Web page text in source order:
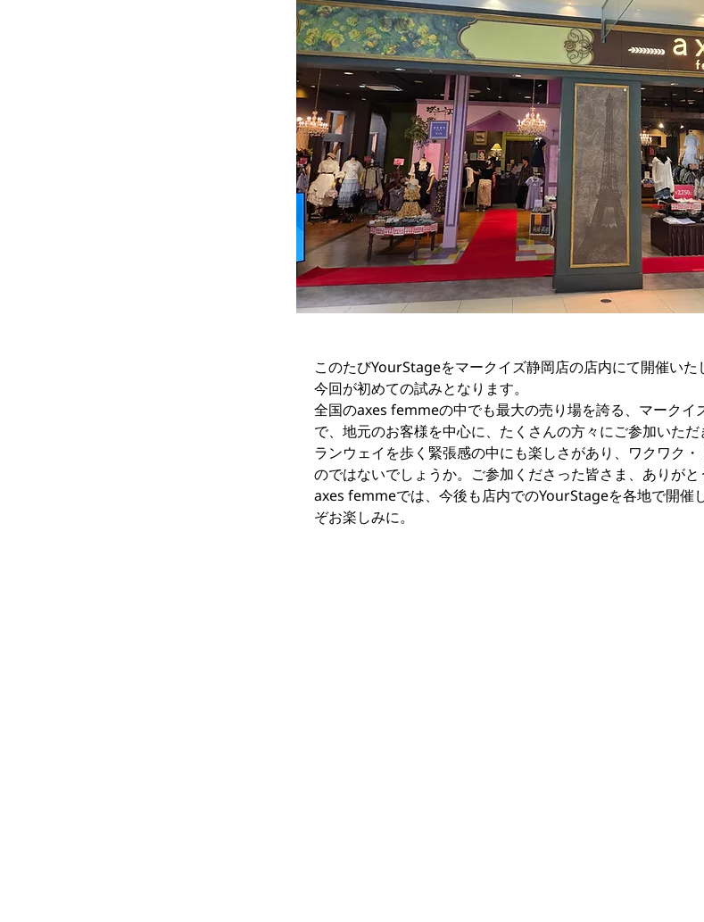
このたびYourStageをマークイズ静岡店の店内にて開催いた
今回が初めての試みとなります。
全国のaxes femmeの中でも最大の売り場を誇る、マークイ
で、地元のお客様を中心に、たくさんの方々にご参加いただ
ランウェイを歩く緊張感の中にも楽しさがあり、ワクワク
のではないでしょうか。ご参加くださった皆さま、ありがと
axes femmeでは、今後も店内でのYourStageを各地で開催
ぞお楽しみに。